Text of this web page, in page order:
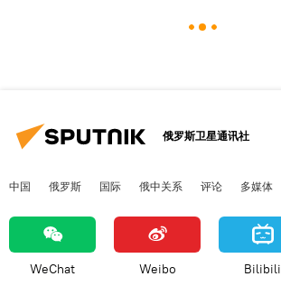
俄罗斯卫星通讯社
中国 俄罗斯 国际 俄中关系 评论 多媒体
WeChat Weibo Bilibili